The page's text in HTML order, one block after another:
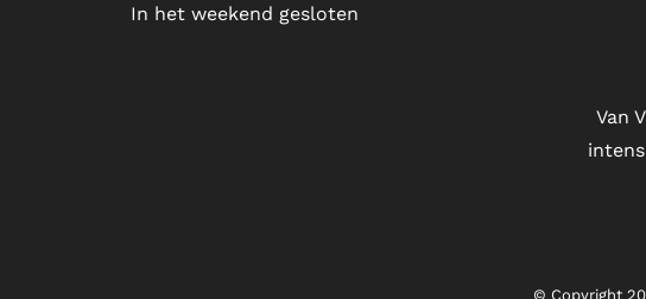
In het weekend gesloten
Van
© Copyright